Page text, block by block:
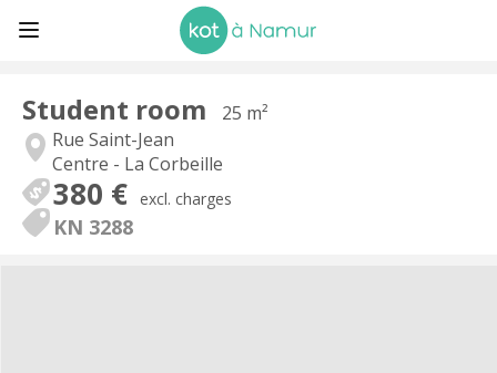
Student room
25 m²
Rue Saint-Jean
Centre - La Corbeille
380 € excl. charges
KN 3288